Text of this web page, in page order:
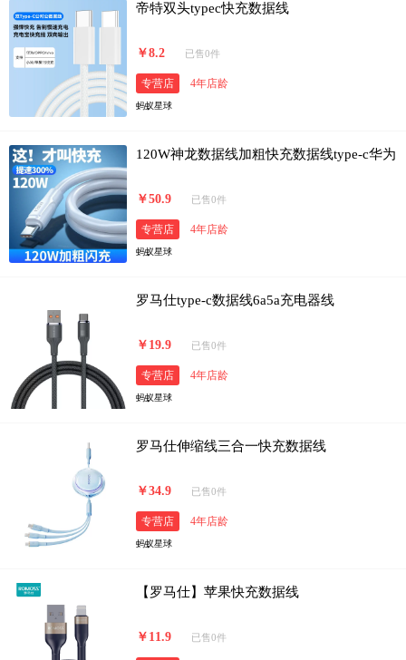
帝特双头typec快充数据线
￥8.2 已售0件
专营店 4年店龄
蚂蚁星球
120W神龙数据线加粗快充数据线type-c华为
￥50.9 已售0件
专营店 4年店龄
蚂蚁星球
罗马仕type-c数据线6a5a充电器线
￥19.9 已售0件
专营店 4年店龄
蚂蚁星球
罗马仕伸缩线三合一快充数据线
￥34.9 已售0件
专营店 4年店龄
蚂蚁星球
【罗马仕】苹果快充数据线
￥11.9 已售0件